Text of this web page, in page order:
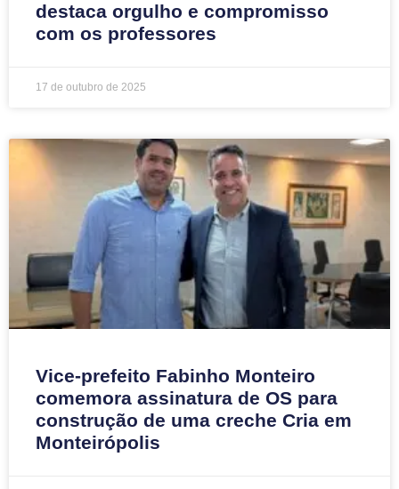
destaca orgulho e compromisso
com os professores
17 de outubro de 2025
Vice-prefeito Fabinho Monteiro
comemora assinatura de OS para
construção de uma creche Cria em
Monteirópolis